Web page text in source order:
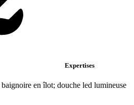
Expertises
en îlot; douche led lumineuse